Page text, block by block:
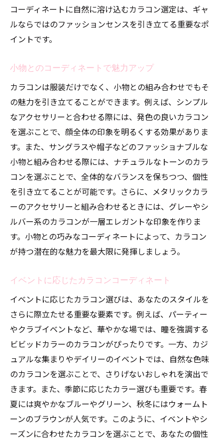
コーディネートに自然に溶け込むカラコン選定は、ギャ
ルならではのファッションセンスを引き立てる重要なポ
イントです。
小物とのコーディネートで魅力アップ
カラコンは服装だけでなく、小物との組み合わせでもそ
の魅力を引き立てることができます。例えば、シンプル
なアクセサリーと合わせる際には、発色の良いカラコン
を選ぶことで、顔全体の印象を明るくする効果がありま
す。また、サングラスや帽子などのファッショナブルな
小物と組み合わせる際には、ナチュラルなトーンのカラ
コンを選ぶことで、全体的なバランスを保ちつつ、個性
を引き立てることが可能です。さらに、メタリックカラ
ーのアクセサリーと組み合わせるときには、グレーやシ
ルバー系のカラコンが一層エレガントな印象を作りま
す。小物との巧みなコーディネートによって、カラコン
が持つ潜在的な魅力を最大限に発揮しましょう。
イベントに応じたカラコンコーディネート
イベントに応じたカラコン選びは、あなたのスタイルを
さらに際立たせる重要な要素です。例えば、パーティー
やクラブイベントなど、華やかな場では、瞳を強調する
ビビッドカラーのカラコンがぴったりです。一方、カジ
ュアルな集まりやデイリーのイベントでは、自然な色味
のカラコンを選ぶことで、さりげないおしゃれを演出で
きます。また、季節に応じたカラー選びも重要です。春
夏には爽やかなブルーやグリーン、秋冬にはウォームト
ーンのブラウンが人気です。このように、イベントやシ
ーズンに合わせたカラコンを選ぶことで、あなたの個性